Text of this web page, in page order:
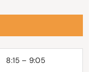
8:15 – 9:05